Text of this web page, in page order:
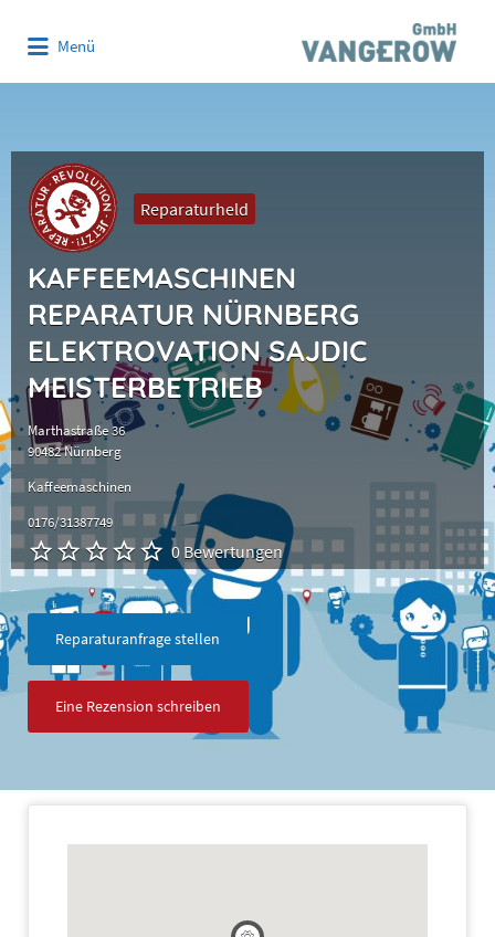
Menü
Reparaturheld
KAFFEEMASCHINEN
REPARATUR NÜRNBERG
ELEKTROVATION SAJDIC
MEISTERBETRIEB
Marthastraße 36
90482 Nürnberg
Kaffeemaschinen
0176/31387749
0 Bewertungen
Reparaturanfrage stellen
Eine Rezension schreiben